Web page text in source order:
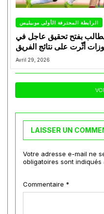
الرابطة المحترفة الأولى موبيليس
ويطالب بفتح تحقيق عاجل في
أثّرت على نتائج الفريق
Avril 29, 2026
LAISSER UN
Votre adresse e-mail ne
obligatoires sont indiqués
Commentaire *